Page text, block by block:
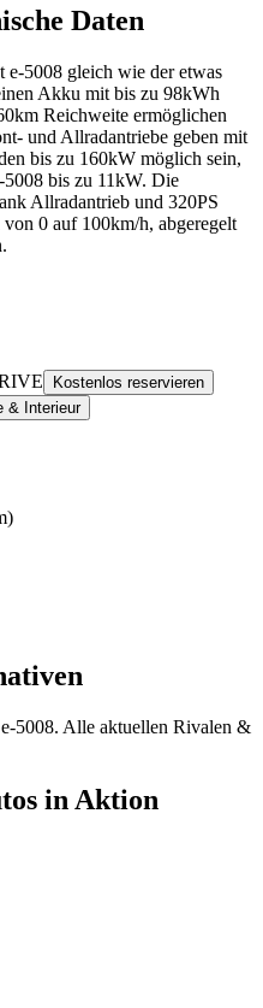
Daten
e-5008 gleich wie der etwas
Akku mit bis zu 98kWh
Reichweite ermöglichen
und Allradantriebe geben mit
bis zu 160kW möglich sein,
5008 bis zu 11kW. Die
Allradantrieb und 320PS
0 auf 100km/h, abgeregelt
Kostenlos reservieren
& Interieur
5008. Alle aktuellen Rivalen &
in Aktion